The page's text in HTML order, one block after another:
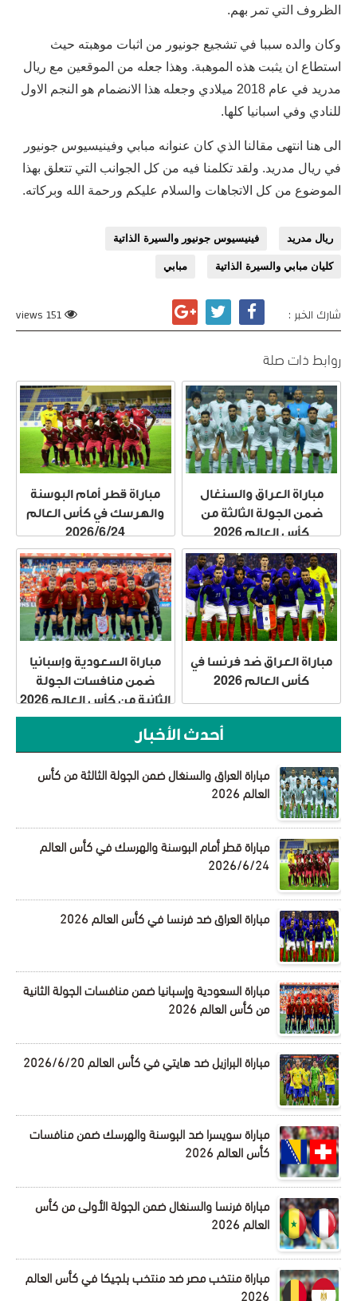
الظروف التي تمر بهم.
وكان والده سببا في تشجيع جونيور من اثبات موهبته حيث
استطاع ان يثبت هذه الموهبة. وهذا جعله من الموقعين مع ريال
مدريد في عام 2018 ميلادي وجعله هذا الانضمام هو النجم الاول
للنادي وفي اسبانيا كلها.
الى هنا انتهى مقالنا الذي كان عنوانه مبابي وفينيسيوس جونيور
في ريال مدريد. ولقد تكلمنا فيه من كل الجوانب التي تتعلق بهذا
الموضوع من كل الاتجاهات والسلام عليكم ورحمة الله وبركاته.
ريال مدريد فينيسيوس جونيور والسيرة الذاتية
كليان مبابي والسيرة الذاتية مبابي
شارك الخبر :
روابط ذات صلة
مباراة العراق والسنغال
ضمن الجولة الثالثة من
كأس العالم 2026
مباراة قطر أمام البوسنة
والهرسك في كأس العالم
2026/6/24
مباراة العراق ضد فرنسا في
كأس العالم 2026
مباراة السعودية وإسبانيا
ضمن منافسات الجولة
الثانية من كأس العالم 2026
أحدث الأخبار
مباراة العراق والسنغال ضمن الجولة الثالثة من كأس
العالم 2026
مباراة قطر أمام البوسنة والهرسك في كأس العالم
2026/6/24
مباراة العراق ضد فرنسا في كأس العالم 2026
مباراة السعودية وإسبانيا ضمن منافسات الجولة الثانية
من كأس العالم 2026
مباراة البرازيل ضد هايتي في كأس العالم 2026/6/20
مباراة سويسرا ضد البوسنة والهرسك ضمن منافسات
كأس العالم 2026
مباراة فرنسا والسنغال ضمن الجولة الأولى من كأس
العالم 2026
مباراة منتخب مصر ضد منتخب بلجيكا في كأس العالم
2026